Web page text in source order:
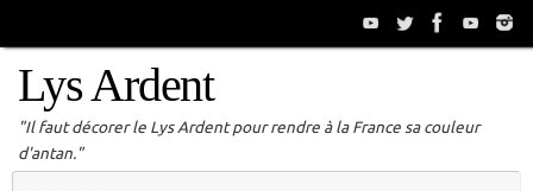
Lys Ardent
"Il faut décorer le Lys Ardent pour rendre à la France sa couleur
d'antan."